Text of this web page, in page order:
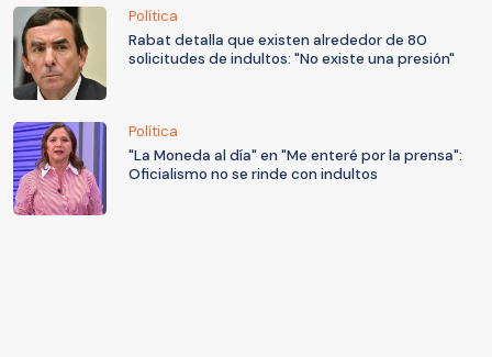
Política
Rabat detalla que existen alrededor de 80
solicitudes de indultos: "No existe una presión"
Política
"La Moneda al día" en "Me enteré por la prensa":
Oficialismo no se rinde con indultos